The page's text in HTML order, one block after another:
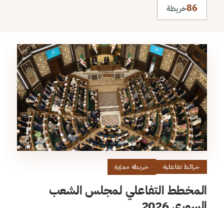
86خريطة
خرائط تفاعلية خريطة مميّزة
المخطط التفاعلي لمجلس الشعب